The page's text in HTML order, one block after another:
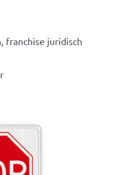
franchise juridisch